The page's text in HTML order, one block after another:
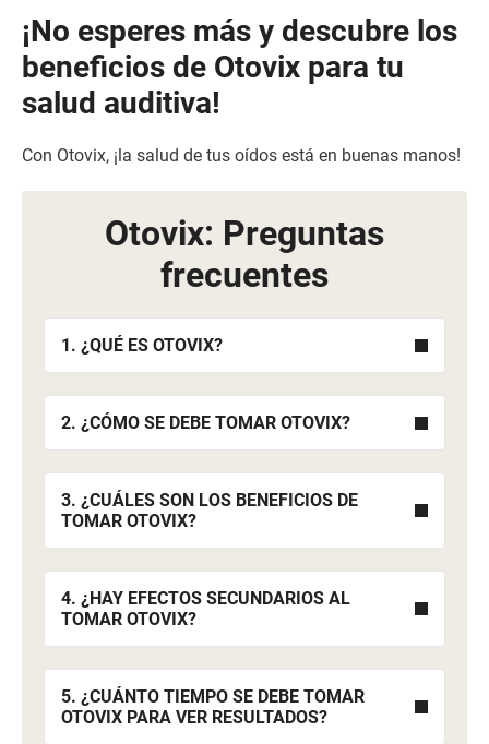
¡No esperes más y descubre los
beneficios de Otovix para tu
salud auditiva!
Con Otovix, ¡la salud de tus oídos está en buenas manos!
Otovix: Preguntas
frecuentes
1. ¿QUÉ ES OTOVIX?
2. ¿CÓMO SE DEBE TOMAR OTOVIX?
3. ¿CUÁLES SON LOS BENEFICIOS DE
TOMAR OTOVIX?
4. ¿HAY EFECTOS SECUNDARIOS AL
TOMAR OTOVIX?
5. ¿CUÁNTO TIEMPO SE DEBE TOMAR
OTOVIX PARA VER RESULTADOS?